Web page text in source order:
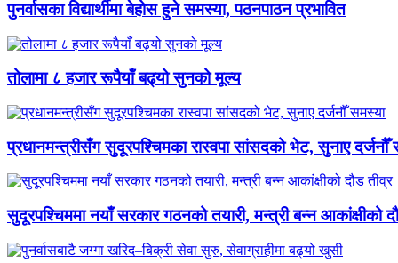
पुनर्वासका विद्यार्थीमा बेहोस हुने समस्या, पठनपाठन प्रभावित
तोलामा ८ हजार रूपैयाँ बढ्यो सुनको मूल्य
प्रधानमन्त्रीसँग सुदूरपश्चिमका रास्वपा सांसदको भेट, सुनाए दर्जनौँ
सुदूरपश्चिममा नयाँ सरकार गठनको तयारी, मन्त्री बन्न आकांक्षीको